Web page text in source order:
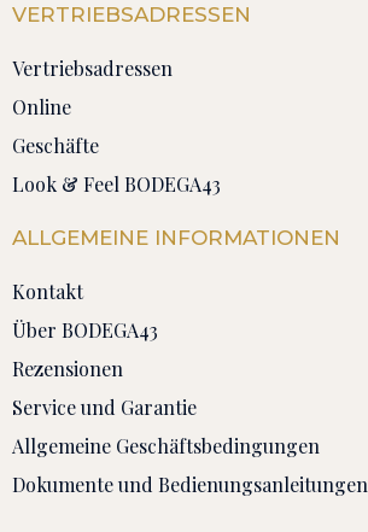
VERTRIEBSADRESSEN
Vertriebsadressen
Online
Geschäfte
Look & Feel BODEGA43
ALLGEMEINE INFORMATIONEN
Kontakt
Über BODEGA43
Rezensionen
Service und Garantie
Allgemeine Geschäftsbedingungen
Dokumente und Bedienungsanleitungen